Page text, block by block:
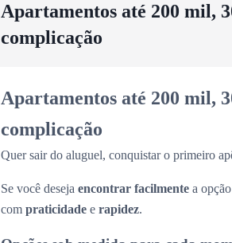
Apartamentos até 200 mil,
complicação
Apartamentos até 200 mil,
complicação
Quer sair do aluguel, conquistar o primeiro
Se você deseja encontrar facilmente a
com praticidade e rapidez.